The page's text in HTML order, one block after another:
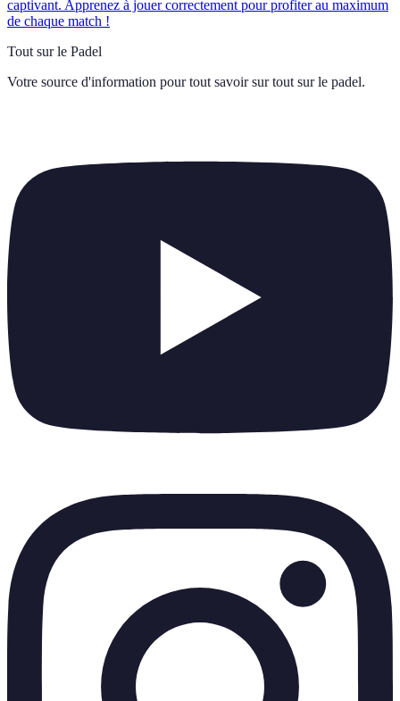
captivant. Apprenez à jouer correctement pour profiter au maximum
de chaque match !
Tout sur le Padel
Votre source d'information pour tout savoir sur tout sur le padel.